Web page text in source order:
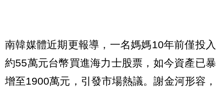
南韓媒體近期更報導，一名媽媽10年前僅投入
約55萬元台幣買進海力士股票，如今資產已暴
增至1900萬元，引發市場熱議。謝金河形容，